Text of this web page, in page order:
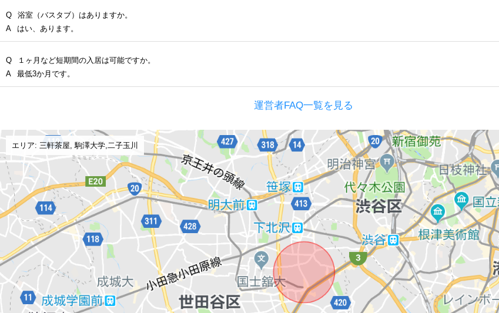
Q
浴室（バスタブ）はありますか。
A
はい、あります。
Q
１ヶ月など短期間の入居は可能ですか。
A
最低3か月です。
運営者FAQ一覧を見る
エリア: 三軒茶屋, 駒澤大学,二子玉川